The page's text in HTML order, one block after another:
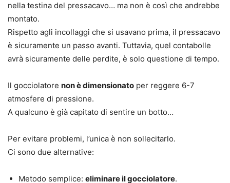
nella testina del pressacavo… ma non è così che andrebbe
montato.
Rispetto agli incollaggi che si usavano prima, il pressacavo
è sicuramente un passo avanti. Tuttavia, quel contabolle
avrà sicuramente delle perdite, è solo questione di tempo.
Il gocciolatore non è dimensionato per reggere 6-7
atmosfere di pressione.
A qualcuno è già capitato di sentire un botto…
Per evitare problemi, l’unica è non sollecitarlo.
Ci sono due alternative:
Metodo semplice: eliminare il gocciolatore.